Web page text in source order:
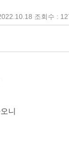
조회수 :
니